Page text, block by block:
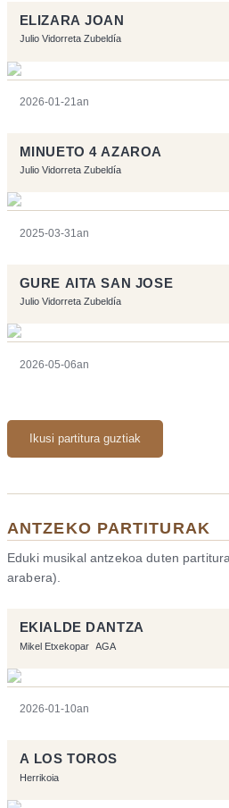
ELIZARA JOAN
Julio Vidorreta Zubeldía
2026-01-21an
MINUETO 4 AZAROA
Julio Vidorreta Zubeldía
2025-03-31an
GURE AITA SAN JOSE
Julio Vidorreta Zubeldía
2026-05-06an
Ikusi partitura guztiak
ANTZEKO PARTITURAK
Eduki musikal antzekoa duten
arabera).
EKIALDE DANTZA
Mikel Etxekopar AGA
2026-01-10an
A LOS TOROS
Herrikoia